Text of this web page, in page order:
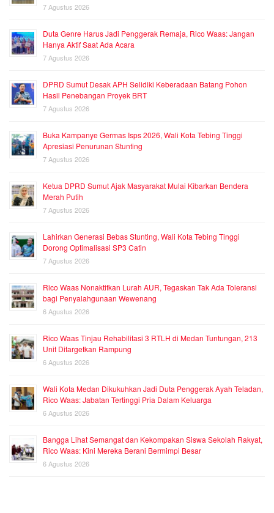
7 Agustus 2026
Duta Genre Harus Jadi Penggerak Remaja, Rico Waas: Jangan
Hanya Aktif Saat Ada Acara
7 Agustus 2026
DPRD Sumut Desak APH Selidiki Keberadaan Batang Pohon
Hasil Penebangan Proyek BRT
7 Agustus 2026
Buka Kampanye Germas Isps 2026, Wali Kota Tebing Tinggi
Apresiasi Penurunan Stunting
7 Agustus 2026
Ketua DPRD Sumut Ajak Masyarakat Mulai Kibarkan Bendera
Merah Putih
7 Agustus 2026
Lahirkan Generasi Bebas Stunting, Wali Kota Tebing Tinggi
Dorong Optimalisasi SP3 Catin
7 Agustus 2026
Rico Waas Nonaktifkan Lurah AUR, Tegaskan Tak Ada Toleransi
bagi Penyalahgunaan Wewenang
6 Agustus 2026
Rico Waas Tinjau Rehabilitasi 3 RTLH di Medan Tuntungan, 213
Unit Ditargetkan Rampung
6 Agustus 2026
Wali Kota Medan Dikukuhkan Jadi Duta Penggerak Ayah Teladan,
Rico Waas: Jabatan Tertinggi Pria Dalam Keluarga
6 Agustus 2026
Bangga Lihat Semangat dan Kekompakan Siswa Sekolah Rakyat,
Rico Waas: Kini Mereka Berani Bermimpi Besar
6 Agustus 2026